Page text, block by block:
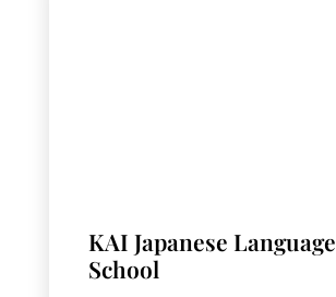
KAI Japanese Language
School